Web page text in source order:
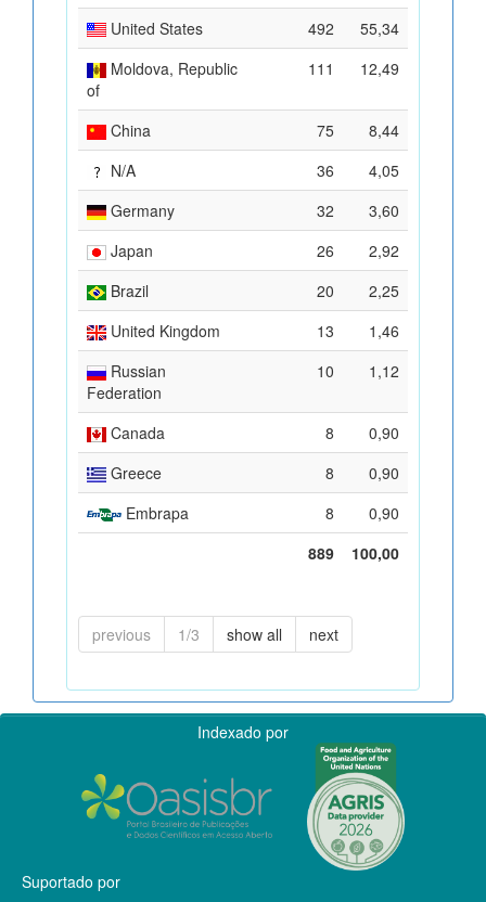
United States
492
55,34
Moldova, Republic
of
111 12,49
China 75
8,44
N/A
36
4,05
Germany
32
3,60
Japan
26
2,92
Brazil
20
2,25
United Kingdom
13
1,46
Russian
Federation
10 1,12
Canada 8
0,90
Greece
8
0,90
Embrapa
8
0,90
889
100,00
previous 1/3 show all next
Indexado por
Suportado por